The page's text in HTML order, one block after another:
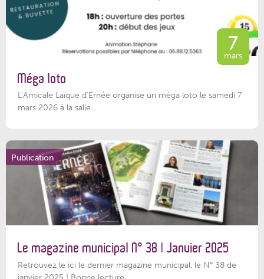
7
mars
Méga loto
L’Amicale Laïque d’Ernée organise un méga loto le samedi 7
mars 2026 à la salle...
Publication
Le magazine municipal N° 38 | Janvier 2025
Retrouvez le ici le dernier magazine municipal, le N° 38 de